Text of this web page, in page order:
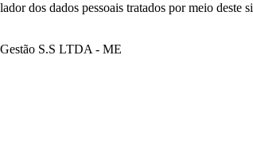
dos dados pessoais tratados por meio deste
S.S LTDA - ME